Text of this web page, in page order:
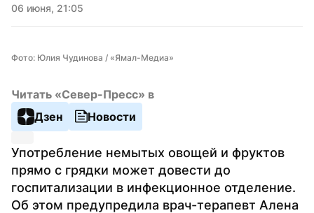
06 июня, 21:05
Фото: Юлия Чудинова / «Ямал-Медиа»
Читать «Север-Пресс» в
Дзен
Новости
Употребление немытых овощей и фруктов
прямо с грядки может довести до
госпитализации в инфекционное отделение.
Об этом предупредила врач-терапевт Алена